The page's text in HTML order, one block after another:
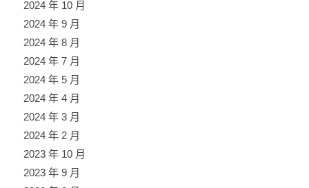
2024 年 10 月
2024 年 9 月
2024 年 8 月
2024 年 7 月
2024 年 5 月
2024 年 4 月
2024 年 3 月
2024 年 2 月
2023 年 10 月
2023 年 9 月